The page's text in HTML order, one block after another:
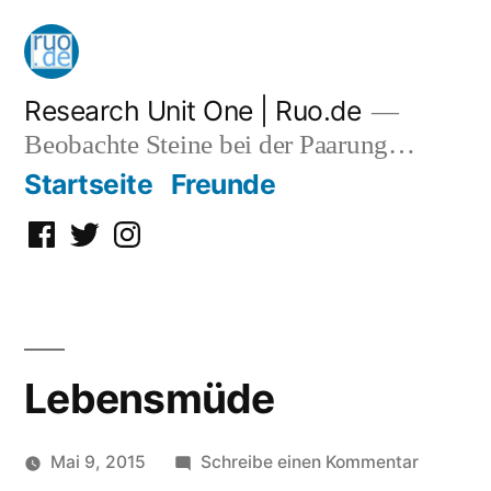
Zum
Inhalt
springen
Research Unit One | Ruo.de
Beobachte Steine bei der Paarung…
Startseite Freunde
Facebook
TwitterInstagram
Lebensmüde
Mai 9, 2015 Schreibe einen Kommentarzu